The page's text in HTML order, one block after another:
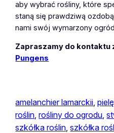
aby wybrać rośliny, które
staną się prawdziwą
nami swój wymarzony
Zapraszamy do kontaktu
Pungens
amelanchier lamarckii ,
roślin , rośliny do ogrodu ,
szkółka roślin , szkółka